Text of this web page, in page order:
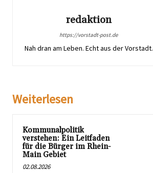
redaktion
https://vorstadt-post.de
Nah dran am Leben. Echt aus der Vorstadt.
Weiterlesen
Kommunalpolitik
verstehen: Ein Leitfaden
für die Bürger im Rhein-
Main Gebiet
02.08.2026